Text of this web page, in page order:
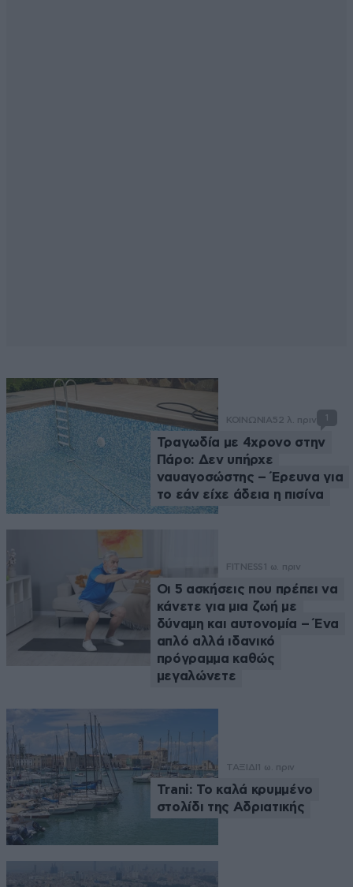
ΚΟΙΝΩΝΙΑ52 λ. πριν
Τραγωδία με 4χρονο στην
Πάρο: Δεν υπήρχε
ναυαγοσώστης – Έρευνα για
το εάν είχε άδεια η πισίνα
FITNESS 1 ω. πριν
Οι 5 ασκήσεις που πρέπει να
κάνετε για μια ζωή με
δύναμη και αυτονομία – Ένα
απλό αλλά ιδανικό
πρόγραμμα καθώς
μεγαλώνετε
ΤΑΞΙΔΙ 1 ω. πριν
Trani: Το καλά κρυμμένο
στολίδι της Αδριατικής